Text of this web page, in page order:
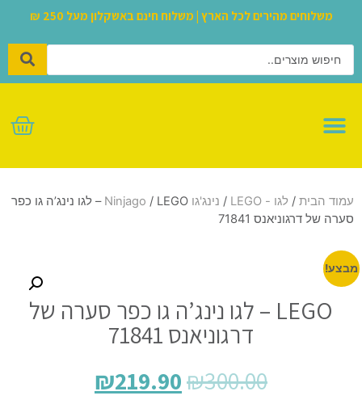
משלוחים מהירים לכל הארץ | משלוח חינם באשקלון מעל 250 ₪
עמוד הבית / לגו - LEGO / נינג'גו Ninjago
/ LEGO – לגו נינג’ה גו כפר
סערה של דרגוניאנס 71841
מבצע!
LEGO – לגו נינג’ה גו כפר סערה של
דרגוניאנס 71841
₪300.00
₪219.90